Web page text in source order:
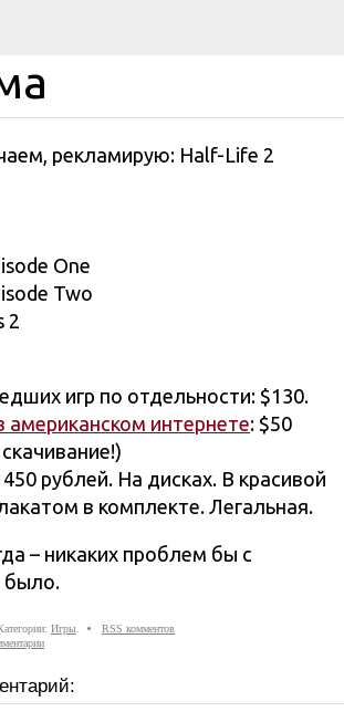
рекламирую: Half-Life 2
One
Two
2
игр по отдельности: $130.
американском интернете: $50
рублей. На дисках. В красивой
в комплекте. Легальная.
– никаких проблем бы с
было.
Игры
RSS комментов